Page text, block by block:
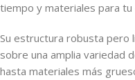
tiempo y materiales para tu
Su estructura robusta pero
sobre una amplia variedad
hasta materiales más